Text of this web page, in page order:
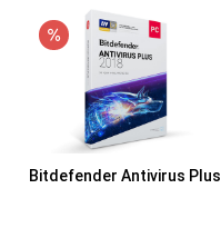
Bitdefender Antivirus Plus